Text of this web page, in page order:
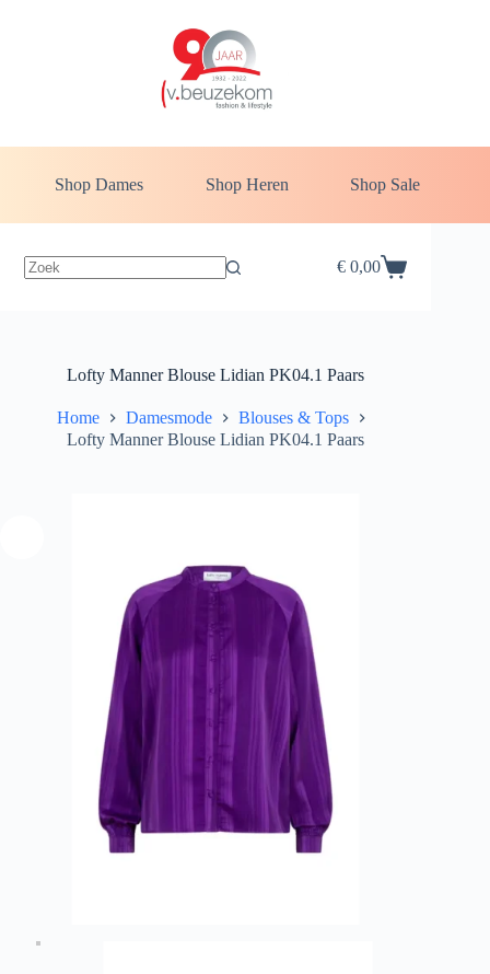
Shop Dames Shop Heren Shop Sale
Winkelwagen
€0,00
Lofty Manner Blouse Lidian PK04.1 Paars
Home Damesmode
Blouses & Tops
Lofty Manner Blouse Lidian PK04.1 Paars